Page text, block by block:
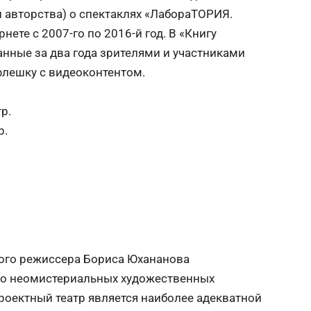
о спектаклях «ЛабораТОРИЯ.
с 2007-го по 2016-й год. В «Книгу
за два года зрителями и участниками
с видеоконтентом.
режиссера Бориса Юхананова
неомистериальных художественных
театр является наиболее адекватной